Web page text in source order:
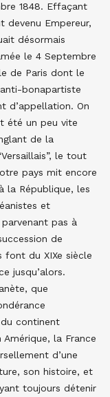
1848. Effaçant
devenu Empereur,
désormais
le 4 Septembre
de Paris dont le
bonapartiste
d’appellation. On
été un peu vite
de la
le tout
pays mit encore
la République, les
et
pas à
de
font du XIXe siècle
jusqu’alors.
que
continent
la France
d’une
son histoire, et
toujours détenir